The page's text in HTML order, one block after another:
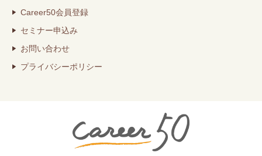
Career50会員登録
セミナー申込み
お問い合わせ
プライバシーポリシー